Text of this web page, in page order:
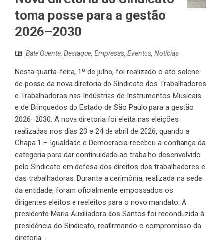
toma posse para a gestão
2026–2030
Bate Quente, Destaque, Empresas, Eventos, Notícias
Nesta quarta-feira, 1º de julho, foi realizado o ato solene
de posse da nova diretoria do Sindicato dos Trabalhadores
e Trabalhadoras nas Indústrias de Instrumentos Musicais
e de Brinquedos do Estado de São Paulo para a gestão
2026–2030. A nova diretoria foi eleita nas eleições
realizadas nos dias 23 e 24 de abril de 2026, quando a
Chapa 1 – Igualdade e Democracia recebeu a confiança da
categoria para dar continuidade ao trabalho desenvolvido
pelo Sindicato em defesa dos direitos dos trabalhadores e
das trabalhadoras. Durante a cerimônia, realizada na sede
da entidade, foram oficialmente empossados os
dirigentes eleitos e reeleitos para o novo mandato. A
presidente Maria Auxiliadora dos Santos foi reconduzida à
presidência do Sindicato, reafirmando o compromisso da
diretoria ...